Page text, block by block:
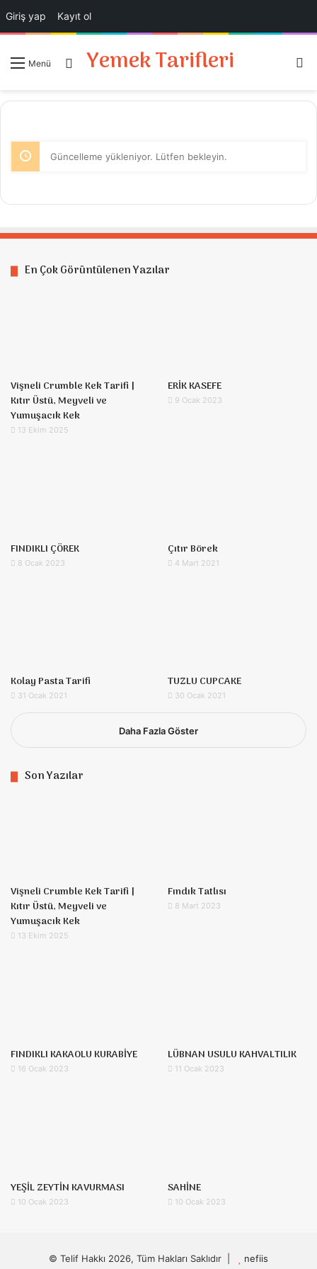
Giriş yap Kayıt ol
Menü Giriş Yap
Yemek Tarifleri
Güncelleme yükleniyor. Lütfen bekleyin.
En Çok Görüntülenen Yazılar
Vişneli Crumble Kek Tarifi |
Kıtır Üstü, Meyveli ve
Yumuşacık Kek
13 Ekim 2025
ERİK KASEFE
9 Ocak 2023
FINDIKLI ÇÖREK
8 Ocak 2023
Çıtır Börek
4 Mart 2021
Kolay Pasta Tarifi
31 Ocak 2021
TUZLU CUPCAKE
30 Ocak 2021
Daha Fazla Göster
Son Yazılar
Vişneli Crumble Kek Tarifi |
Kıtır Üstü, Meyveli ve
Yumuşacık Kek
13 Ekim 2025
Fındık Tatlısı
8 Mart 2023
FINDIKLI KAKAOLU KURABİYE
16 Ocak 2023
LÜBNAN USULU KAHVALTILIK
11 Ocak 2023
YEŞİL ZEYTİN KAVURMASI
10 Ocak 2023
SAHİNE
10 Ocak 2023
© Telif Hakkı 2026, Tüm Hakları Saklıdır | nefiis